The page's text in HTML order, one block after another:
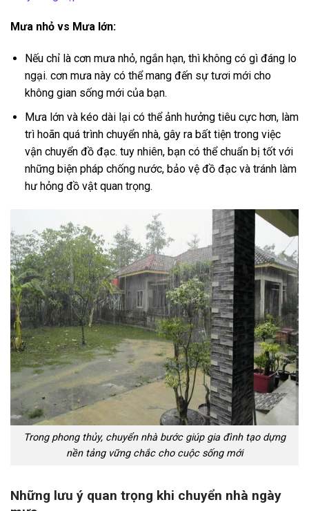
Mưa nhỏ vs Mưa lớn:
Nếu chỉ là cơn mưa nhỏ, ngắn hạn, thì không có gì đáng lo
ngại. cơn mưa này có thể mang đến sự tươi mới cho
không gian sống mới của bạn.
Mưa lớn và kéo dài lại có thể ảnh hưởng tiêu cực hơn, làm
trì hoãn quá trình chuyển nhà, gây ra bất tiện trong việc
vận chuyển đồ đạc. tuy nhiên, bạn có thể chuẩn bị tốt với
những biện pháp chống nước, bảo vệ đồ đạc và tránh làm
hư hỏng đồ vật quan trọng.
Trong phong thủy, chuyển nhà bước giúp gia đình tạo dựng
nền tảng vững chắc cho cuộc sống mới
Những lưu ý quan trọng khi chuyển nhà ngày